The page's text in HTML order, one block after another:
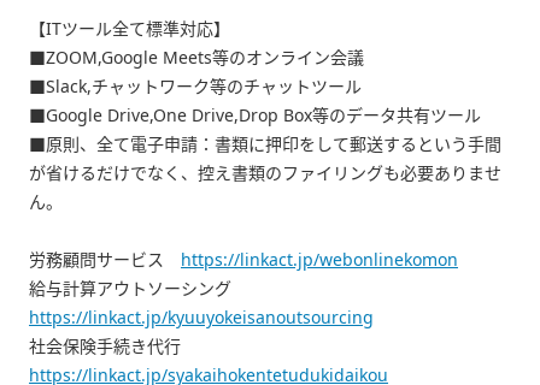
【ITツール全て標準対応】
■ZOOM,Google Meets等のオンライン会議
■Slack,チャットワーク等のチャットツール
■Google Drive,One Drive,Drop Box等のデータ共有ツール
■原則、全て電子申請：書類に押印をして郵送するという手間
が省けるだけでなく、控え書類のファイリングも必要ありませ
ん。
労務顧問サービス
https://linkact.jp/webonlinekomon
給与計算アウトソーシング
https://linkact.jp/kyuuyokeisanoutsourcing
社会保険手続き代行
https://linkact.jp/syakaihokentetudukidaikou